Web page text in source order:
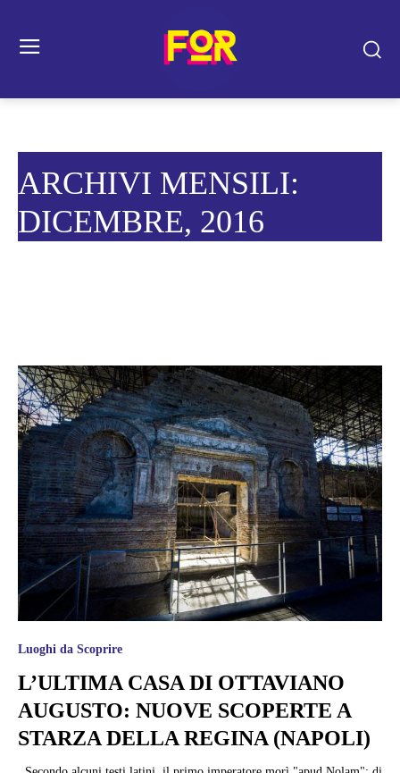
ARCHIVI MENSILI:
DICEMBRE, 2016
Luoghi da Scoprire
L’ULTIMA CASA DI OTTAVIANO
AUGUSTO: NUOVE SCOPERTE A
STARZA DELLA REGINA (NAPOLI)